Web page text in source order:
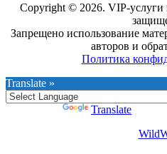
Copyright © 2026. VIP-услуги
Запрещено использование
авторов и
Политика
Translate »
Translate